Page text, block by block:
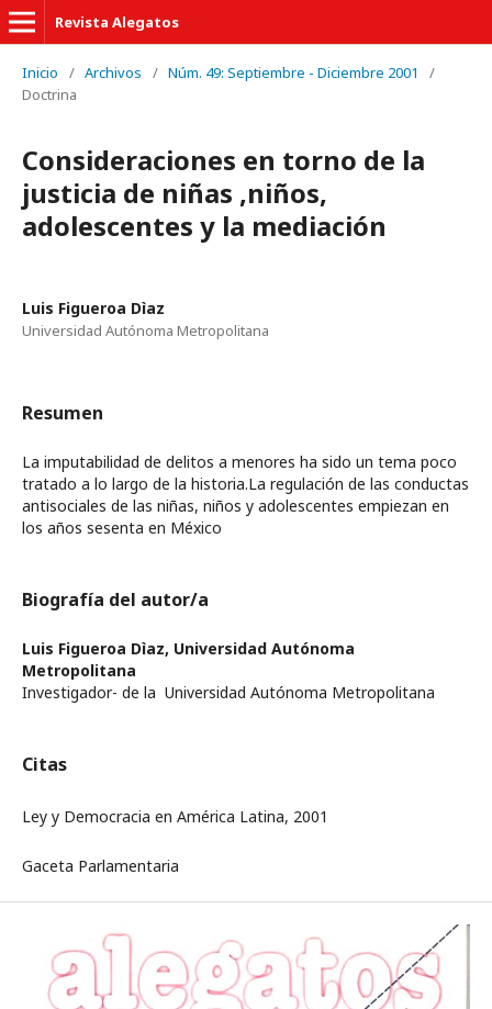
Revista Alegatos
Inicio / Archivos / Núm. 49: Septiembre - Diciembre 2001
/
Doctrina
Consideraciones en torno de la
justicia de niñas ,niños,
adolescentes y la mediación
Luis Figueroa Dìaz
Universidad Autónoma Metropolitana
Resumen
La imputabilidad de delitos a menores ha sido un tema poco
tratado a lo largo de la historia.La regulación de las conductas
antisociales de las niñas, niños y adolescentes empiezan en
los años sesenta en México
Biografía del autor/a
Luis Figueroa Dìaz, Universidad Autónoma
Metropolitana
Investigador- de la Universidad Autónoma Metropolitana
Citas
Ley y Democracia en América Latina, 2001
Gaceta Parlamentaria